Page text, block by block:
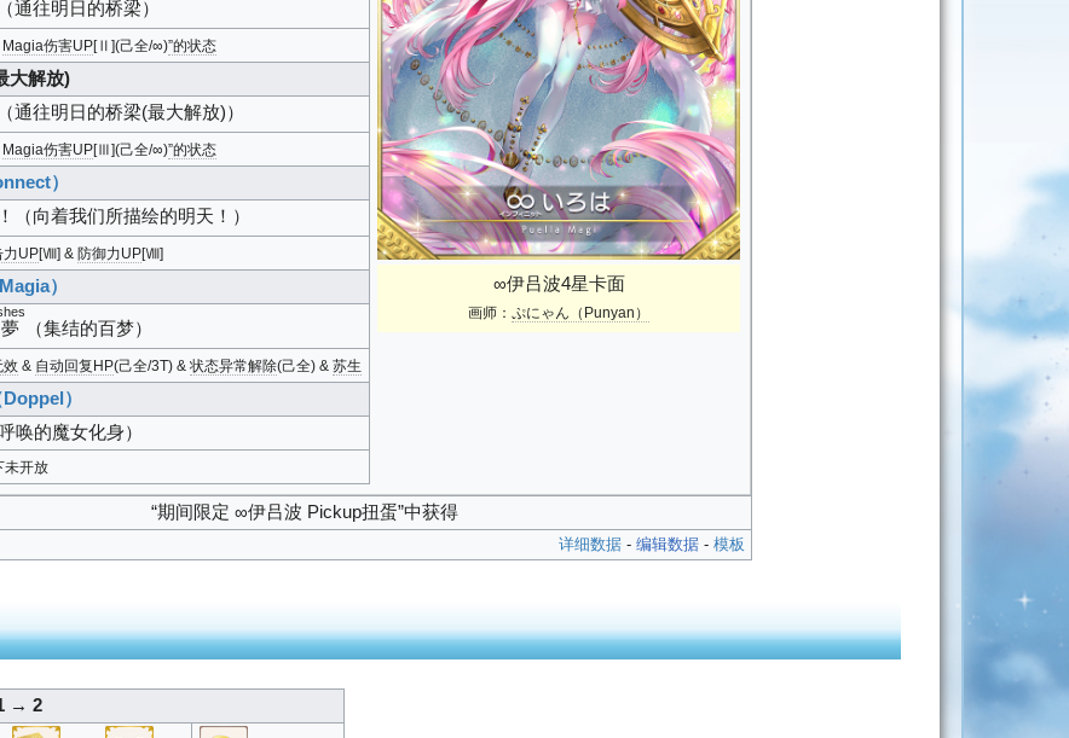
∞伊吕波4星卡面
画师：ぷにゃん（Punyan）
（通往明日的桥梁）
Magia伤害UP[Ⅱ](己全/∞)”的状态
大解放)
（通往明日的桥梁(最大解放)）
Magia伤害UP[Ⅲ](己全/∞)”的状态
）
（向着我们所描绘的明天！）
力UP[Ⅷ] &防御力UP[Ⅷ]
）
（集结的百梦）
效 & 自动回复HP(己全/3T) &状态异常解除(己全) &苏生
）
唤的魔女化身）
未开放
“期间限定 ∞伊吕波 Pickup扭蛋”中获得
详细数据 -编辑数据 -模板
→ 2